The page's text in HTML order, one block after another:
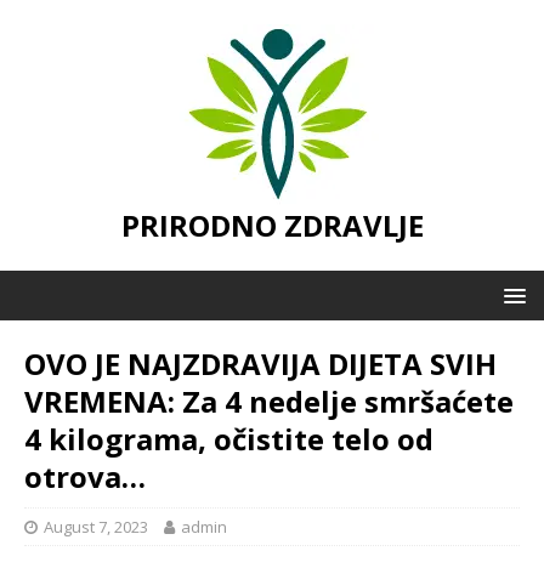
PRIRODNO ZDRAVLJE
OVO JE NAJZDRAVIJA DIJETA SVIH
VREMENA: Za 4 nedelje smršaćete
4 kilograma, očistite telo od
otrova…
August 7, 2023 admin